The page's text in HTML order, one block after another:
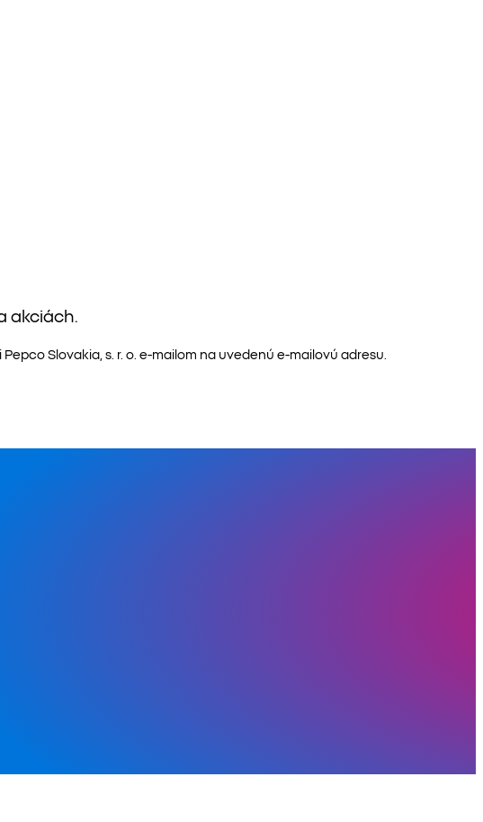
akciách.
Slovakia, s. r. o. e-mailom na uvedenú e-mailovú adresu.